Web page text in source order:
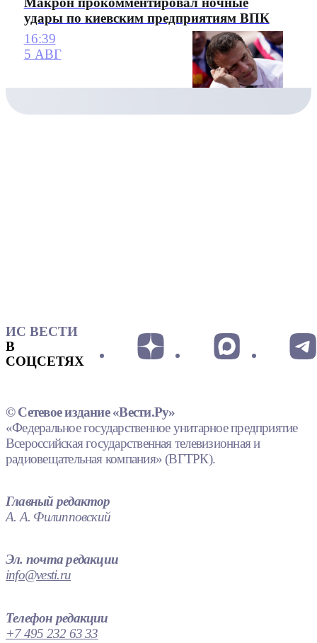
удары по киевским предприятиям ВПК
16:39
5 АВГ
ИС ВЕСТИ
В
СОЦСЕТЯХ
© Сетевое издание «Вести.Ру»
«Федеральное государственное унитарное предприятие
Всероссийская государственная телевизионная и
радиовещательная компания» (ВГТРК).
Главный редактор
А. А. Филипповский
Эл. почта редакции
info@vesti.ru
Телефон редакции
+7 495 232 63 33